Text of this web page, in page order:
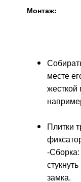
Монтаж:
месте
жесткой
Плитки
-
замка.